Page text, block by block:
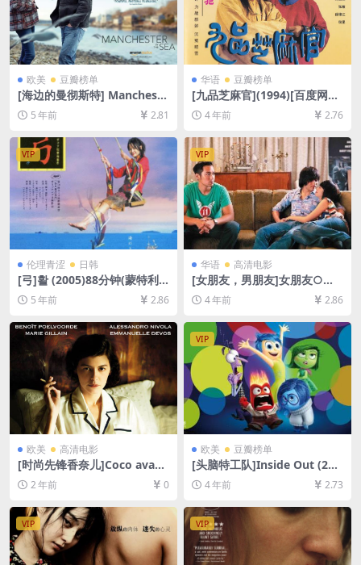
欧美 豆瓣榜单
[海边的曼彻斯特] Mancheste
r by the Sea (2016)[百度网
盘+迅雷云盘资源1080P超清
未删减][MP4/8.8GB][中英字
幕]
5 年前 2.81
华语 豆瓣榜单
[九品芝麻官](1994)[百度网盘
+迅雷云盘资源1080P超清][M
P4/7GB][粤语中字]
4 年前 2.76
VIP
伦理青涩 日韩
[弓]활 (2005)88分钟(蒙特利
尔电影节版)[百度网盘+迅雷云
盘资源1080P超清][MP4/5.3G
B][韩语繁体中字]【视频文件
+防和谐压缩包（含解压密
码）】
5 年前 2.86
VIP
华语 高清电影
[女朋友，男朋友]女朋友○男
朋友 (2012)[百度网盘+迅雷云
盘资源1080P超清未删减][MP
4/6.8GB][中文字幕]
4 年前 2.86
欧美 高清电影
[时尚先锋香奈儿]Coco avant
Chanel (2009)[百度网盘+夸
克网盘1080P超清未删减资源]
2GB][中文字幕]
2 年前 0
VIP
欧美 豆瓣榜单
[头脑特工队]Inside Out (201
5)[百度网盘+迅雷云盘资源10
80P超清未删减][MP4/6GB]
4 年前 2.73
VIP VIP